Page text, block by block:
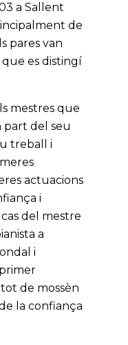
a Sallent
de
pares van
es distingí
mestres que
del seu
treball i
actuacions
i
del mestre
a
i
de mossèn
la confiança